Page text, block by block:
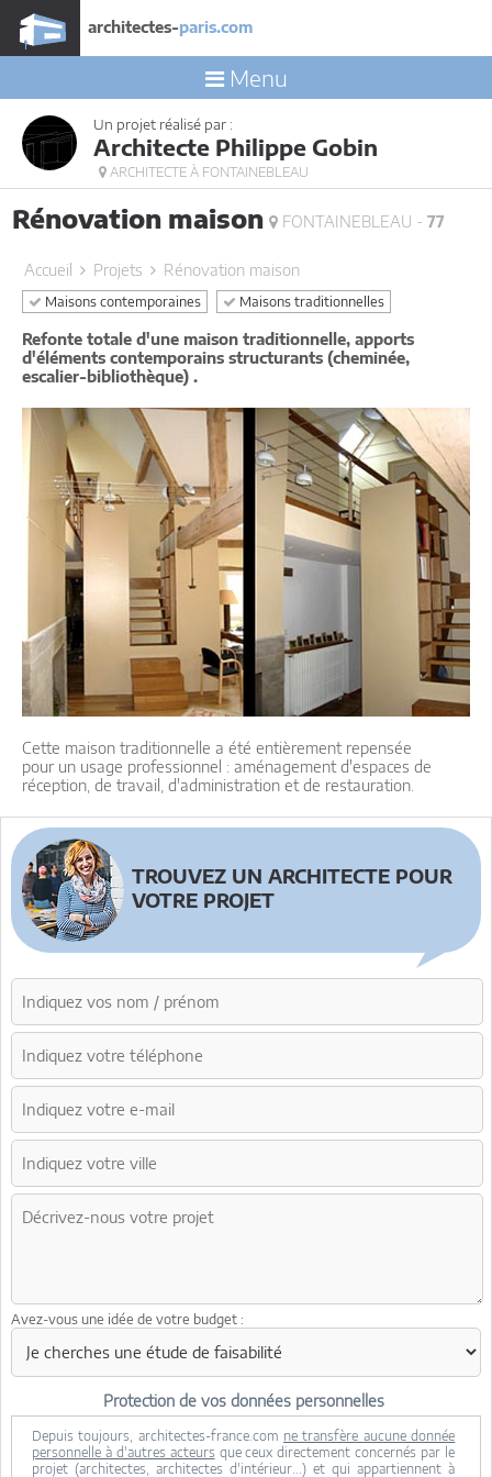
architectes-paris.com
Menu
Un projet réalisé par :
Architecte Philippe Gobin
ARCHITECTE À FONTAINEBLEAU
Rénovation maison FONTAINEBLEAU - 77
Accueil Projets Rénovation maison
Maisons contemporaines Maisons traditionnelles
Refonte totale d'une maison traditionnelle, apports
d'éléments contemporains structurants (cheminée,
escalier-bibliothèque) .
Cette maison traditionnelle a été entièrement repensée
pour un usage professionnel : aménagement d'espaces de
réception, de travail, d'administration et de restauration.
TROUVEZ UN ARCHITECTE POUR
VOTRE PROJET
Avez-vous une idée de votre budget :
Protection de vos données personnelles
Depuis toujours, architectes-france.com ne transfère aucune donnée
personnelle à d'autres acteurs que ceux directement concernés par le
projet (architectes, architectes d'intérieur...) et qui appartiennent à